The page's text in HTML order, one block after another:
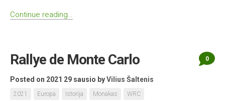
Continue reading…
Rallye de Monte Carlo
Posted on 2021 29 sausio byVilius Šaltenis
2021 Europa Istorija Monakas WRC
0